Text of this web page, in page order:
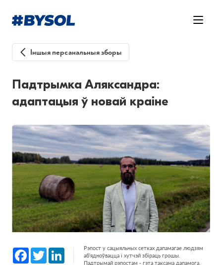
Іншыя персанальныя зборы
Падтрымка Аляксандра:
адаптацыя ў новай краіне
Facebook
Twitter LinkedInРэпост у сацыяльных сетках дапамагае людзям
аб'ядноўвацца і хутчэй збіраць грошы.
Падтрымай рэпостам - гэта таксама дапамога.